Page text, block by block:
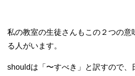
私の教室の生徒さんもこの２つの意
る人がいます。
shouldは「〜すべき」と訳すので、